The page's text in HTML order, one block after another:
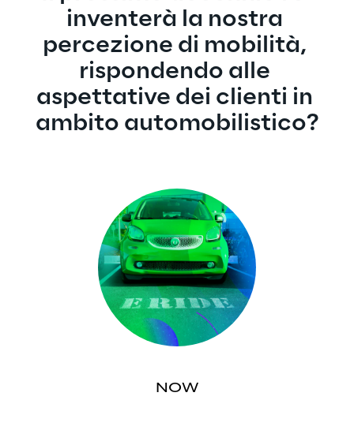
inventerà la nostra
percezione di mobilità,
rispondendo alle
aspettative dei clienti in
ambito automobilistico?
NOW